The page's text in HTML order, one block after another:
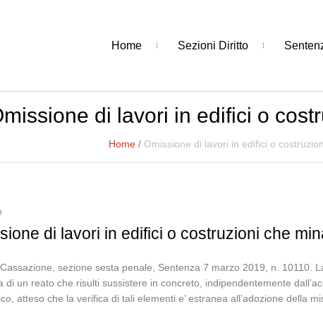
Home Sezioni Diritto
di lavori in edifici o
Home / Omissione di lavori in edifici o
di lavori in edifici o costruzioni che
sezione sesta penale, Sentenza 7 marzo 2019, n. 10110.
di un reato che risulti sussistere in concreto, indipendentemente
atteso che la verifica di tali elementi e’ estranea all’adozione della